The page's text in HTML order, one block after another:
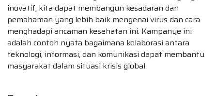
inovatif, kita dapat membangun kesadaran dan
pemahaman yang lebih baik mengenai virus dan cara
menghadapi ancaman kesehatan ini. Kampanye ini
adalah contoh nyata bagaimana kolaborasi antara
teknologi, informasi, dan komunikasi dapat membantu
masyarakat dalam situasi krisis global.